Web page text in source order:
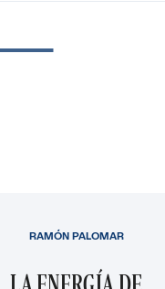
RAMÓN PALOMAR